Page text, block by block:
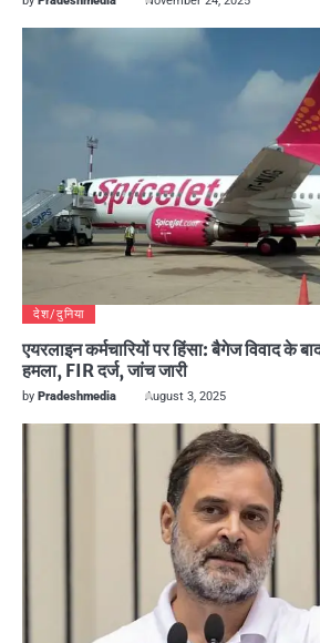
देश/दुनिया
एयरलाइन कर्मचारियों पर हिंसा: बैगेज विवाद के
हमला, FIR दर्ज, जांच जारी
by Pradeshmedia August 3, 2025